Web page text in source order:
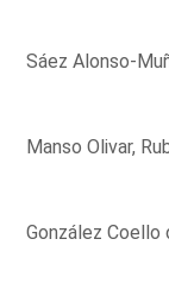
Sáez Alonso-
Manso Olivar,
González